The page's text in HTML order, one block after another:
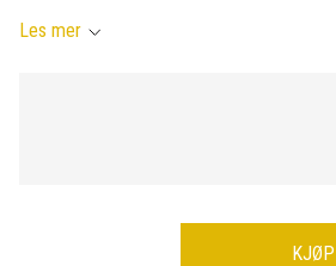
Les mer
KJØP